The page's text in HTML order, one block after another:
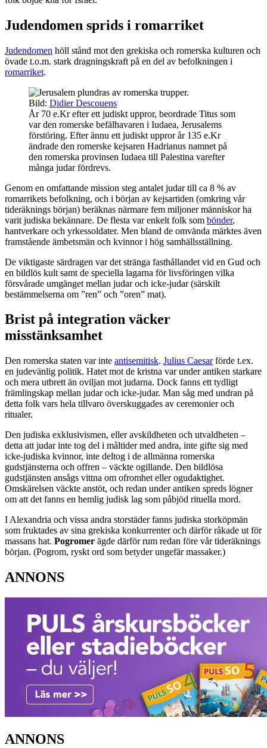
Judendomen sprids i romarriket
Judendomen höll stånd mot den grekiska och romerska kulturen och
övade t.o.m. stark dragningskraft på en del av befolkningen i
romarriket.
Bild: Didier Descouens
År 70 e.Kr efter ett judiskt uppror, beordrade Titus som
var den romerske befälhavaren i Iudaea, Jerusalems
förstöring. Efter ännu ett judiskt uppror år 135 e.Kr
ändrade den romerske kejsaren Hadrianus namnet på
den romerska provinsen Iudaea till Palestina varefter
många judar fördrevs.
Genom en omfattande mission steg antalet judar till ca 8 % av
romarrikets befolkning, och i början av kejsartiden (omkring vår
tideräknings början) beräknas närmare fem miljoner människor ha
varit judiska bekännare. De flesta var enkelt folk som bönder,
hantverkare och yrkessoldater. Men bland de omvända märktes även
framstående ämbetsmän och kvinnor i hög samhällsställning.
De viktigaste särdragen var det stränga fasthållandet vid en Gud och
en bildlös kult samt de speciella lagarna för livsföringen vilka
försvårade umgänget mellan judar och icke-judar (särskilt
bestämmelserna om ”ren” och ”oren” mat).
Brist på integration väcker
misstänksamhet
Den romerska staten var inte antisemitisk. Julius Caesarförde t.ex.
en judevänlig politik. Hatet mot de kristna var under antiken starkare
och mera utbrett än oviljan mot judarna. Dock fanns ett tydligt
främlingskap mellan judar och icke-judar. Man såg med undran på
detta folk vars hela tillvaro överskuggades av ceremonier och
ritualer.
Den judiska exklusivismen, eller avskildheten och utvaldheten –
detta att judar inte tog del i måltider med andra, inte gifte sig med
icke-judiska kvinnor, inte deltog i de allmänna romerska
gudstjänsterna och offren – väckte ogillande. Den bildlösa
gudstjänsten ansågs vittna om ofromhet eller ogudaktighet.
Omskärelsen väckte anstöt, och redan under antiken spreds lögner
om att det fanns en hemlig judisk lag som påbjöd rituella mord.
I Alexandria och vissa andra storstäder fanns judiska storköpmän
som fruktades av sina grekiska konkurrenter och därför råkade ut för
massans hat. Pogromer ägde därför rum redan före vår tideräknings
början. (Pogrom, ryskt ord som betyder ungefär massaker.)
ANNONS
ANNONS